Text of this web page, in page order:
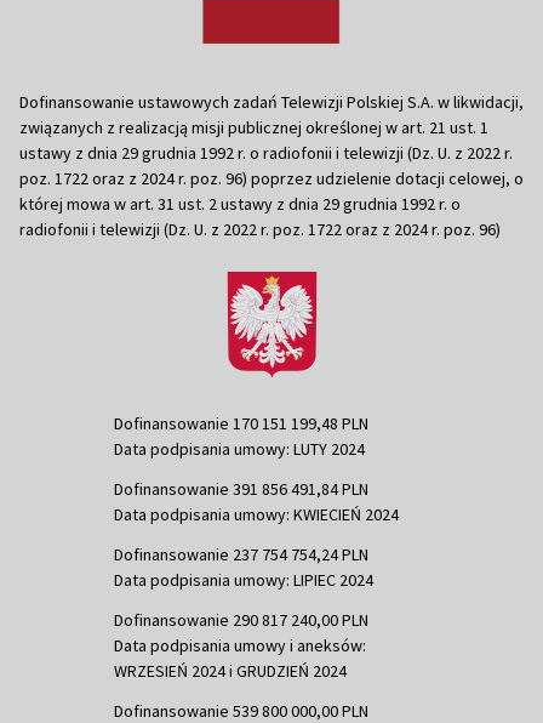
Dofinansowanie ustawowych zadań Telewizji Polskiej S.A. w likwidacji,
związanych z realizacją misji publicznej określonej w art. 21 ust. 1
ustawy z dnia 29 grudnia 1992 r. o radiofonii i telewizji (Dz. U. z 2022 r.
poz. 1722 oraz z 2024 r. poz. 96) poprzez udzielenie dotacji celowej, o
której mowa w art. 31 ust. 2 ustawy z dnia 29 grudnia 1992 r. o
radiofonii i telewizji (Dz. U. z 2022 r. poz. 1722 oraz z 2024 r. poz. 96)
Dofinansowanie 170 151 199,48 PLN
Data podpisania umowy: LUTY 2024
Dofinansowanie 391 856 491,84 PLN
Data podpisania umowy: KWIECIEŃ 2024
Dofinansowanie 237 754 754,24 PLN
Data podpisania umowy: LIPIEC 2024
Dofinansowanie 290 817 240,00 PLN
Data podpisania umowy i aneksów:
WRZESIEŃ 2024 i GRUDZIEŃ 2024
Dofinansowanie 539 800 000,00 PLN